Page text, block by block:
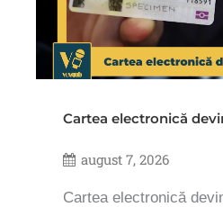
Cartea electronică
august 7, 2026
Cartea electronică